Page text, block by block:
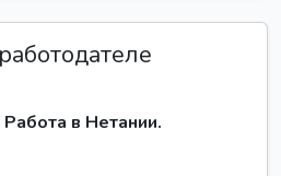
в Нетании.